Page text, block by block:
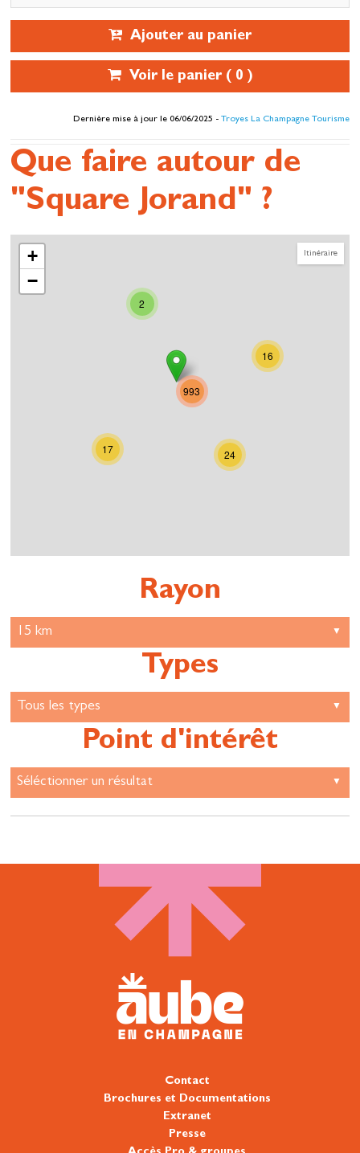
Ajouter au panier
Voir le panier ( 0 )
Dernière mise à jour le 06/06/2025 -Troyes La Champagne Tourisme
Que faire autour de
"Square Jorand" ?
Itinéraire
16
2
17 24
993
+
−
Rayon
Types
Point d'intérêt
Contact
Brochures et Documentations
Extranet
Presse